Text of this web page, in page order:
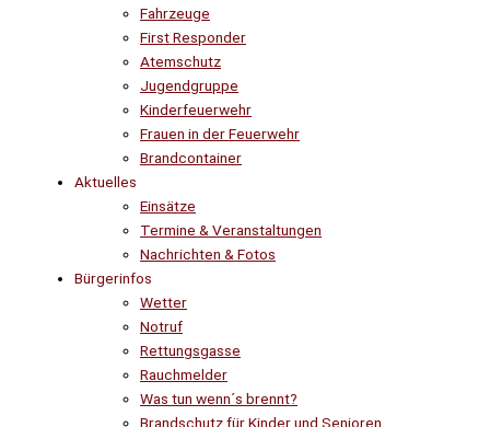
Fahrzeuge
First Responder
Atemschutz
Jugendgruppe
Kinderfeuerwehr
Frauen in der Feuerwehr
Brandcontainer
Aktuelles
Einsätze
Termine & Veranstaltungen
Nachrichten & Fotos
Bürgerinfos
Wetter
Notruf
Rettungsgasse
Rauchmelder
Was tun wenn´s brennt?
Brandschutz für Kinder und Senioren